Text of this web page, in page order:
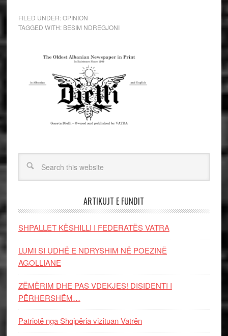
FILED UNDER:OPINION
TAGGED WITH: BESIM NDREGJONI
ARTIKUJT E FUNDIT
SHPALLET KËSHILLI I FEDERATËS VATRA
LUMI SI UDHË E NDRYSHIM NË POEZINË
AGOLLIANE
ZËMËRIM DHE PAS VDEKJES! DISIDENTI I
PËRHERSHËM…
Patriotë nga Shqipëria vizituan Vatrën